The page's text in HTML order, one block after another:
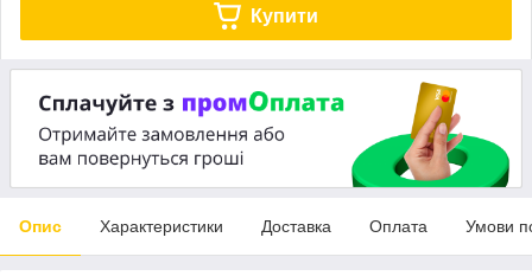
Купити
Опис Характеристики Доставка Оплата Умови